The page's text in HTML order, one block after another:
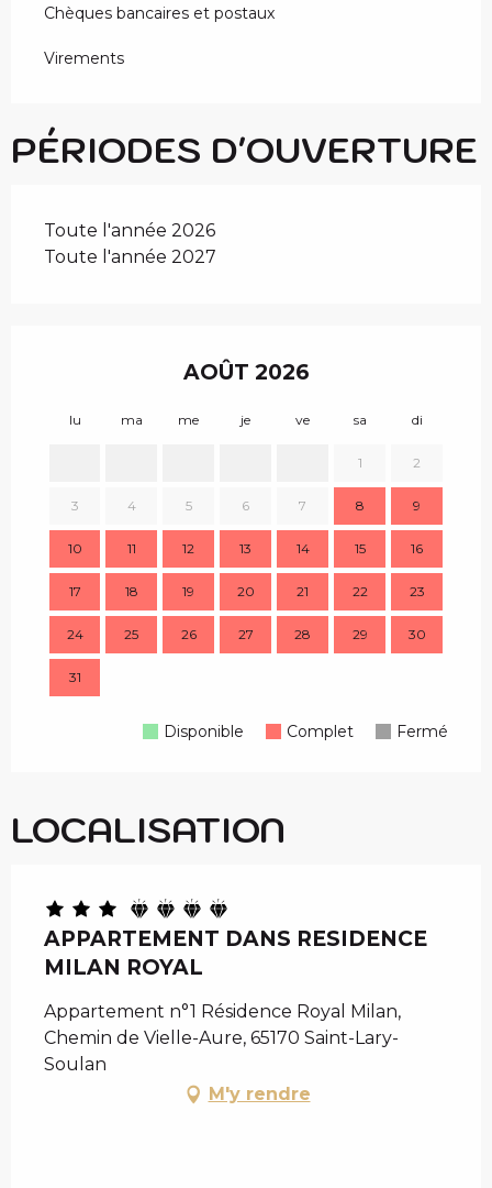
Chèques bancaires et postaux
Virements
PÉRIODES D'OUVERTURE
Toute l'année 2026
Toute l'année 2027
AOÛT 2026
lu ma me je ve sa di
1 2
3 4 5 6 7 8 9
10 11 12 13 14 15 16
17 18 19 20 21 22 23
24 25 26 27 28 29 30
31
Disponible Complet Fermé
LOCALISATION
APPARTEMENT DANS RESIDENCE
MILAN ROYAL
Appartement n°1 Résidence Royal Milan,
Chemin de Vielle-Aure, 65170 Saint-Lary-
Soulan
M'y rendre